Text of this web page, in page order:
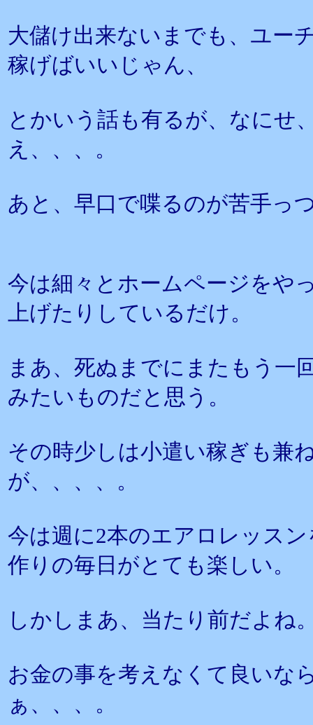
大儲け出来ないまでも、ユー
稼げばいいじゃん、
とかいう話も有るが、なにせ
え、、、。
あと、早口で喋るのが苦手っ
今は細々とホームページをや
上げたりしているだけ。
まあ、死ぬまでにまたもう一
みたいものだと思う。
その時少しは小遣い稼ぎも兼
が、、、、。
今は週に2本のエアロレッス
作りの毎日がとても楽しい。
しかしまあ、当たり前だよね
お金の事を考えなくて良いな
ぁ、、、。